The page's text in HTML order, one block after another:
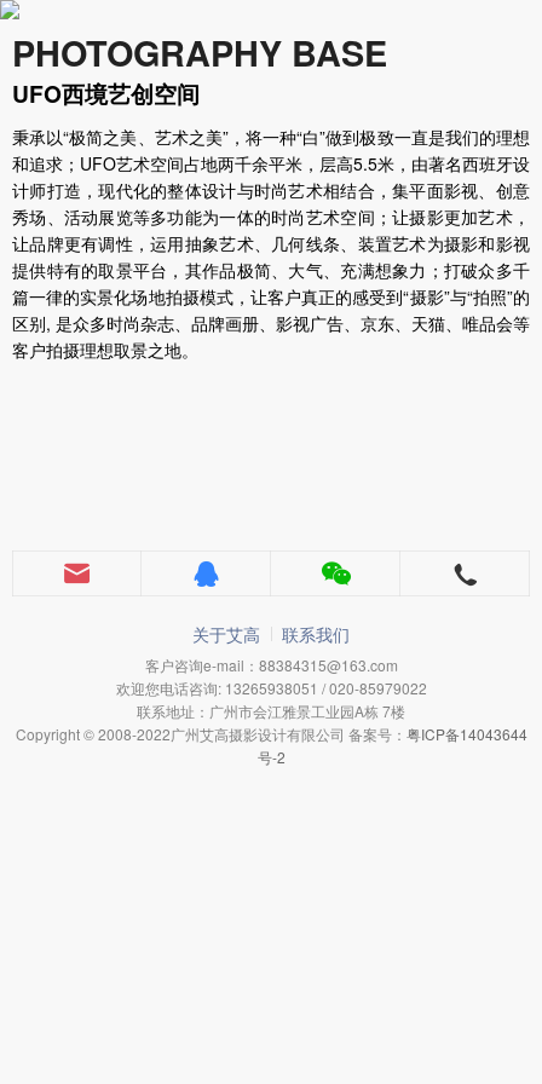
PHOTOGRAPHY BASE
UFO西境艺创空间
秉承以“极简之美、艺术之美”，将一种“白”做到极致一直是我们的理想
和追求；UFO艺术空间占地两千余平米，层高5.5米，由著名西班牙设
计师打造，现代化的整体设计与时尚艺术相结合，集平面影视、创意
秀场、活动展览等多功能为一体的时尚艺术空间；让摄影更加艺术，
让品牌更有调性，运用抽象艺术、几何线条、装置艺术为摄影和影视
提供特有的取景平台，其作品极简、大气、充满想象力；打破众多千
篇一律的实景化场地拍摄模式，让客户真正的感受到“摄影”与“拍照”的
区别, 是众多时尚杂志、品牌画册、影视广告、京东、天猫、唯品会等
客户拍摄理想取景之地。
关于艾高 联系我们
客户咨询e-mail：88384315@163.com
欢迎您电话咨询: 13265938051 / 020-85979022
联系地址：广州市会江雅景工业园A栋 7楼
Copyright © 2008-2022广州艾高摄影设计有限公司 备案号： 粤ICP备14043644
号-2